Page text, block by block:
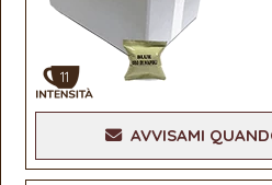
11
AVVISAMI